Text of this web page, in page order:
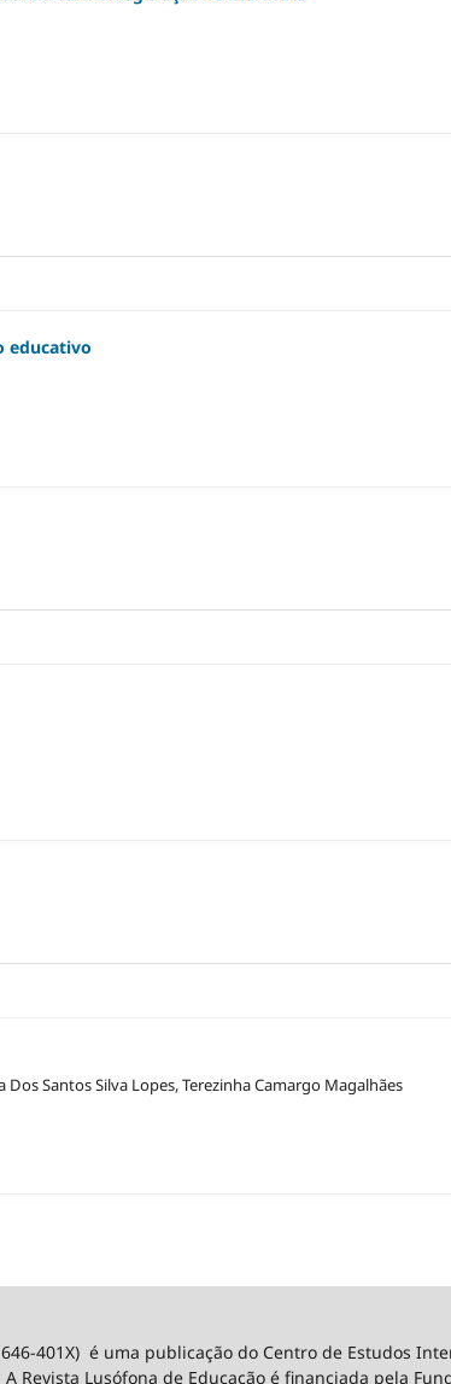
educativo
Santos Silva Lopes, Terezinha Camargo Magalhães
401X) é uma publicação do Centro de Estudos
Revista Lusófona de Educação é financiada pela